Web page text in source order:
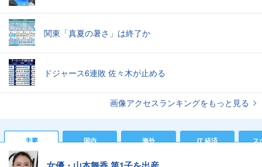
関東「真夏の暑さ」は終了か
ドジャース6連敗 佐々木が止める
画像アクセスランキングをもっと見る
主要 国内 海外 IT 経済 ス